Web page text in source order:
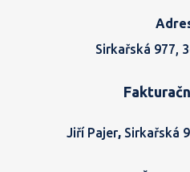
Sirkařská 977,
Jiří Pajer, Sirkařská